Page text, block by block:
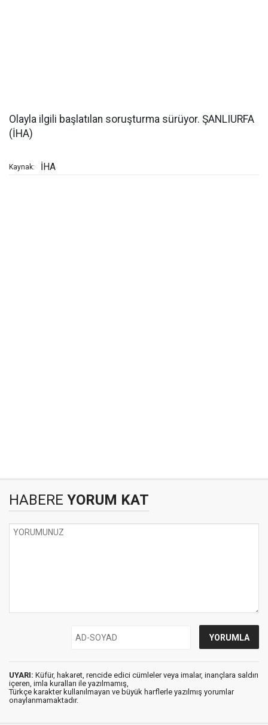
Olayla ilgili başlatılan soruşturma sürüyor. ŞANLIURFA
(İHA)
Kaynak: İHA
HABERE YORUM KAT
UYARI: Küfür, hakaret, rencide edici cümleler veya imalar, inançlara saldırı
içeren, imla kuralları ile yazılmamış,
Türkçe karakter kullanılmayan ve büyük harflerle yazılmış yorumlar
onaylanmamaktadır.